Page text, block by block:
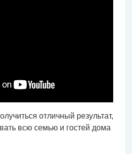
отличный результат,
всю семью и гостей дома